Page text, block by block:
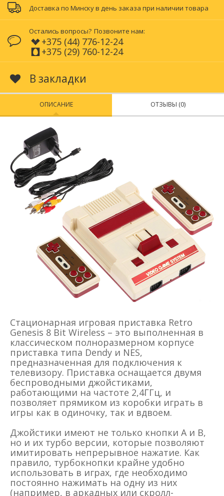
Доставка по Минску в день заказа при наличии товара
Остались вопросы? Позвоните нам:
+375 (44) 776-12-24
+375 (29) 760-12-24
В закладки
ОПИСАНИЕ ОТЗЫВЫ (0)
Стационарная игровая приставка Retro
Genesis 8 Bit Wireless – это выполненная в
классическом полноразмерном корпусе
приставка типа Dendy и NES,
предназначенная для подключения к
телевизору. Приставка оснащается двумя
беспроводными джойстиками,
работающими на частоте 2,4ГГц, и
позволяет прямиком из коробки играть в
игры как в одиночку, так и вдвоем.
Джойстики имеют не только кнопки A и B,
но и их турбо версии, которые позволяют
имитировать непрерывное нажатие. Как
правило, турбокнопки крайне удобно
использовать в играх, где необходимо
постоянно нажимать на одну из них
(например, в аркадных или скролл-